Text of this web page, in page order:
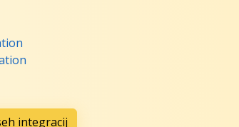
integracij